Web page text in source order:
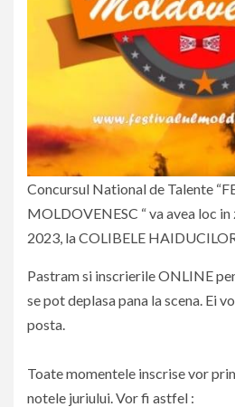
Concursul National de Talente
MOLDOVENESC “ va avea loc
2023, la COLIBELE
Pastram si inscrierile ONLINE
se pot deplasa pana la scena. Ei
posta.
Toate momentele inscrise vor
notele juriului. Vor fi astfel :